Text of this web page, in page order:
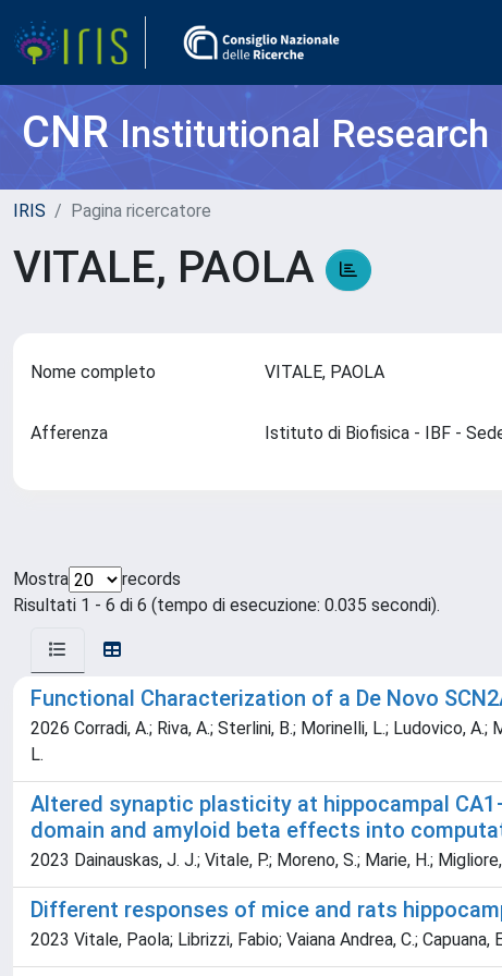
CNRInstitutional
IRIS Pagina ricercatore
VITALE, PAOLA
Nome completo VITALE, PAOLA
Afferenza Istituto di Biofisica - IBF -
Mostra
records
Risultati 1 - 6 di 6 (tempo di esecuzione: 0.035 secondi).
Functional Characterization of a De Novo
2026 Corradi, A.; Riva, A.; Sterlini, B.; Morinelli, L.; Ludovico, A.;
L.
Altered synaptic plasticity at hippocampal
domain and amyloid beta effects into
2023 Dainauskas, J. J.; Vitale, P.; Moreno, S.; Marie, H.;
Different responses of mice and rats
2023 Vitale, Paola; Librizzi, Fabio; Vaiana Andrea, C.;